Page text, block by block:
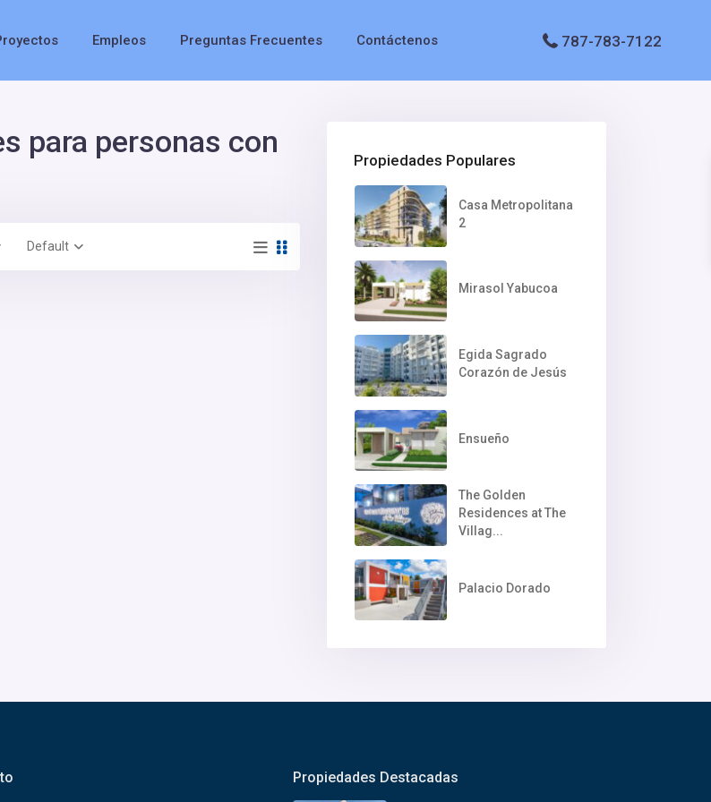
Empleos Preguntas Frecuentes Contáctenos 787-783-7122
para personas con
Default
Propiedades Populares
Casa Metropolitana
2
Mirasol Yabucoa
Egida Sagrado
Corazón de Jesús
Ensueño
The Golden
Residences at The
Villag...
Palacio Dorado
Propiedades Destacadas